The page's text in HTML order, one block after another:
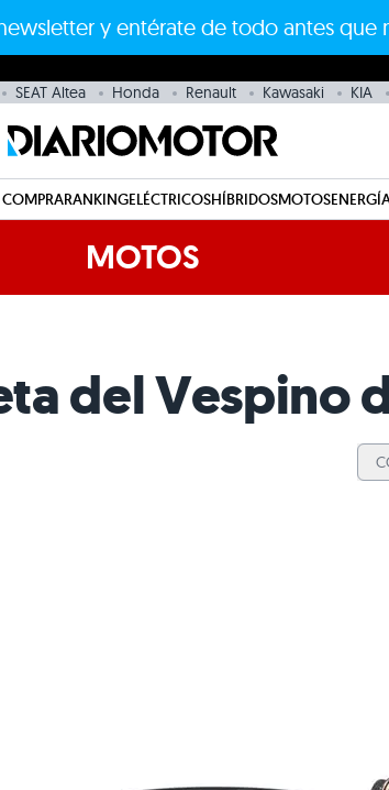
y entérate de todo antes que
SEAT Altea Honda Renault Kawasaki KIA
RANKINGELÉCTRICOSHÍBRIDOSMOTOS
MOTOS
del Vespino